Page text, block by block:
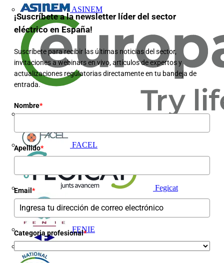
ASINEM
FACEL
Fegicat
FENIE
¡Suscríbete a la newsletter líder del sector
eléctrico en España!
Suscríbete para recibir las últimas noticias del sector,
invitaciones a webinars en vivo, artículos de expertos y
actualizaciones regulatorias directamente en tu bandeja de
entrada.
Nombre*
Apellido*
Email *
Categoria profesional*